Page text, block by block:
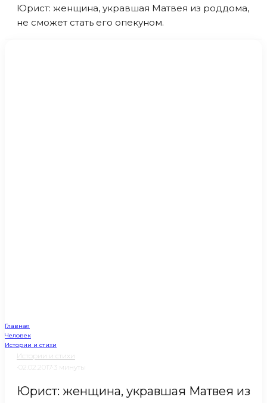
Юрист: женщина, укравшая Матвея из роддома,
не сможет стать его опекуном.
Главная
Человек
Истории и стихи
Истории и стихи
02.02.2017 3 минуты
Юрист: женщина, укравшая Матвея из